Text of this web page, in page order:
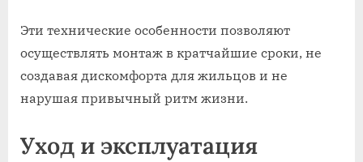
Эти технические особенности позволяют
осуществлять монтаж в кратчайшие сроки, не
создавая дискомфорта для жильцов и не
нарушая привычный ритм жизни.
Уход и эксплуатация